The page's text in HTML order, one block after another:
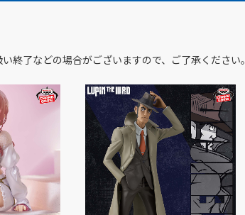
了などの場合がございますので、ご了承ください。